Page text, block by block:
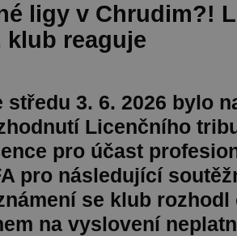
ligy v Chrudim?!
klub reaguje
středu 3. 6. 2026 bylo
Licenčního
pro účast
pro následující
se klub rozhodl
na vyslovení